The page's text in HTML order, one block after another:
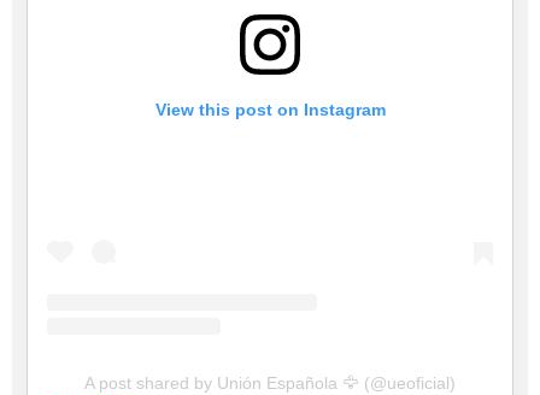
View this post on Instagram
A post shared by Unión Española 🦅 (@ueoficial)